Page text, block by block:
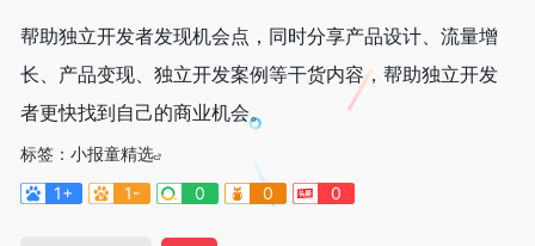
帮助独立开发者发现机会点，同时分享产品设计、流量增
长、产品变现、独立开发案例等干货内容，帮助独立开发
者更快找到自己的商业机会。
标签： 小报童精选
1+
1- 0 0 0